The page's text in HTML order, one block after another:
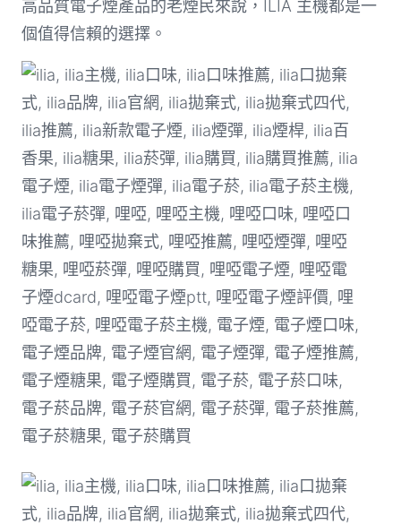
高品質電子煙產品的老煙民來說，ILIA 主機都是一
個值得信賴的選擇。